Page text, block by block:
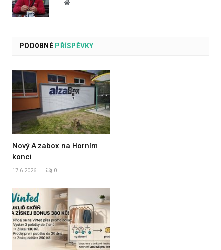
Website
PODOBNÉPŘÍSPĚVKY
Nový Alzabox na Horním
konci
17.6.2026 0